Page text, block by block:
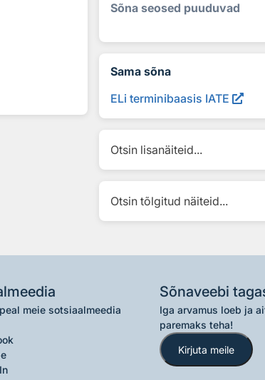
Sõna seosed puuduvad
Sama sõna
ELi terminibaasis IATE
Otsin lisanäiteid...
Otsin tõlgitud näiteid...
meie sotsiaalmeedia
Sõnaveebi
Iga arvamus loeb ja
paremaks teha!
Kirjuta meile